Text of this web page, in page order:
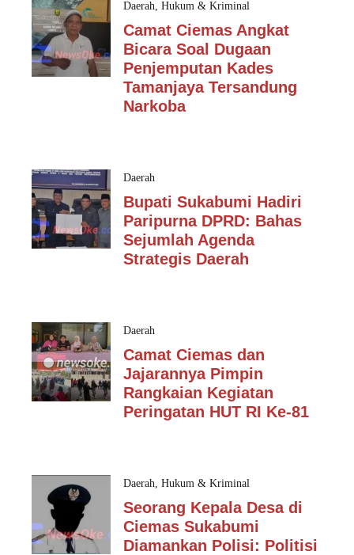
Daerah, Hukum & Kriminal
Camat Ciemas Angkat
Bicara Soal Dugaan
Penjemputan Kades
Tamanjaya Tersandung
Narkoba
Daerah
Bupati Sukabumi Hadiri
Paripurna DPRD: Bahas
Sejumlah Agenda
Strategis Daerah
Daerah
Camat Ciemas dan
Jajarannya Pimpin
Rangkaian Kegiatan
Peringatan HUT RI Ke-81
Daerah, Hukum & Kriminal
Seorang Kepala Desa di
Ciemas Sukabumi
Diamankan Polisi: Politisi